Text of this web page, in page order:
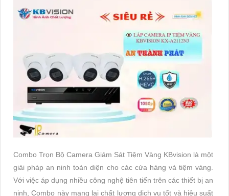
Combo Trọn Bộ Camera Giám Sát Tiệm Vàng KBvision là một
giải pháp an ninh toàn diện cho các cửa hàng và tiệm vàng.
Với việc áp dụng nhiều công nghệ tiên tiến trên các thiết bị an
ninh, Combo này mang lại chất lượng dịch vụ tốt và hiệu suất